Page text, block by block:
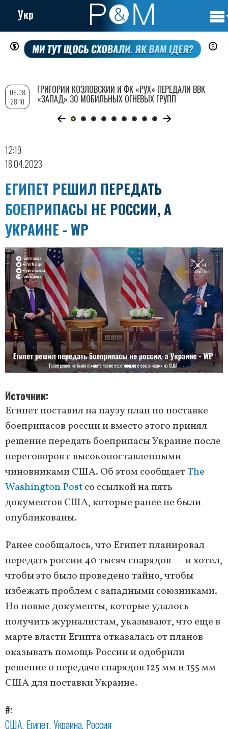
Перейти
содержанию
Укр
12:19
18.04.2023
ЕГИПЕТ РЕШИЛ ПЕРЕДАТЬ
БОЕПРИПАСЫ НЕ РОССИИ, А
УКРАИНЕ - WP
Источник
Египет поставил на паузу план по поставке
боеприпасов россии и вместо этого принял
решение передать боеприпасы Украине после
переговоров с высокопоставленными
чиновниками США. Об этом сообщаетThe
Washington Postсо ссылкой на пять
документов США, которые ранее не были
опубликованы.
Ранее сообщалось, что Египет планировал
передать россии 40 тысяч снарядов — и хотел,
чтобы это было проведено тайно, чтобы
избежать проблем с западными союзниками.
Но новые документы, которые удалось
получить журналистам, указывают, что еще в
марте власти Египта отказалась от планов
оказывать помощь России и одобрили
решение о передаче снарядов 125 мм и 155 мм
США для поставки Украине.
#
США Египет Украина Россия
09:08
28.10
ГРИГОРИЙ КОЗЛОВСКИЙ И ФК «РУХ» ПЕРЕДАЛИ ВВК
«ЗАПАД» 30 МОБИЛЬНЫХ ОГНЕВЫХ ГРУПП